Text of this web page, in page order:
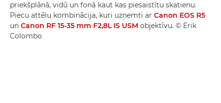
priekšplānā, vidū un fonā kaut kas piesaistītu skatienu.
Piecu attēlu kombinācija, kuri uzņemti ar Canon EOS R5
un Canon RF 15-35 mm F2,8L IS USM objektīvu. © Erik
Colombo